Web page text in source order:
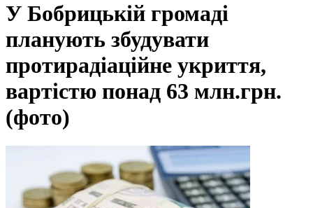
У Бобрицькій громаді
планують збудувати
протирадіаційне укриття,
вартістю понад 63 млн.грн.
(фото)